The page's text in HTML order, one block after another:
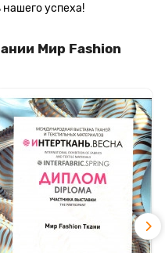
нашего успеха!
Мир Fashion